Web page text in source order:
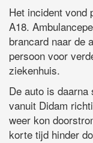
Het incident vond
A18.
brancard naar de
persoon voor
ziekenhuis.
De auto is
vanuit Didam
weer kon
korte tijd hinder